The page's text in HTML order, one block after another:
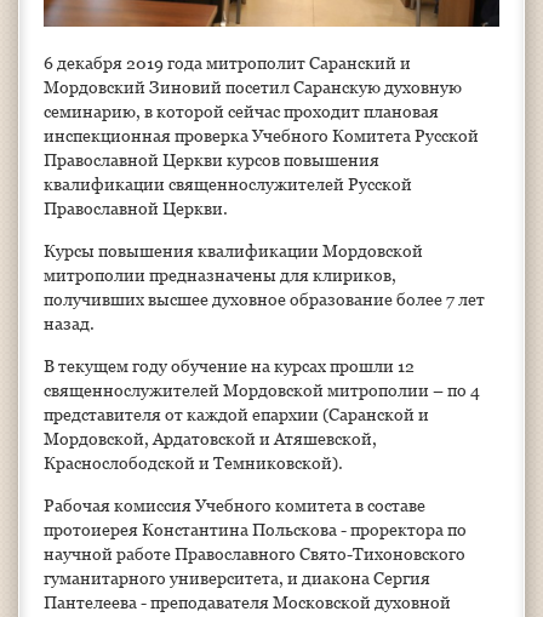
6 декабря 2019 года митрополит Саранский и
Мордовский Зиновий посетил Саранскую духовную
семинарию, в которой сейчас проходит плановая
инспекционная проверка Учебного Комитета Русской
Православной Церкви курсов повышения
квалификации священнослужителей Русской
Православной Церкви.
Курсы повышения квалификации Мордовской
митрополии предназначены для клириков,
получивших высшее духовное образование более 7 лет
назад.
В текущем году обучение на курсах прошли 12
священнослужителей Мордовской митрополии – по 4
представителя от каждой епархии (Саранской и
Мордовской, Ардатовской и Атяшевской,
Краснослободской и Темниковской).
Рабочая комиссия Учебного комитета в составе
протоиерея Константина Польскова - проректора по
научной работе Православного Свято-Тихоновского
гуманитарного университета, и диакона Сергия
Пантелеева - преподавателя Московской духовной